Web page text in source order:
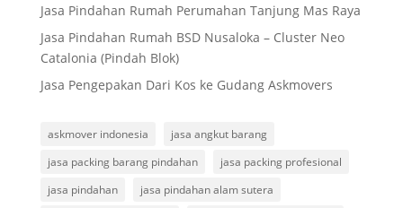
Jasa Pindahan Rumah Perumahan Tanjung Mas Raya
Jasa Pindahan Rumah BSD Nusaloka – Cluster Neo
Catalonia (Pindah Blok)
Jasa Pengepakan Dari Kos ke Gudang Askmovers
askmover indonesia
jasa angkut barang
jasa packing barang pindahan
jasa packing profesional
jasa pindahan
jasa pindahan alam sutera